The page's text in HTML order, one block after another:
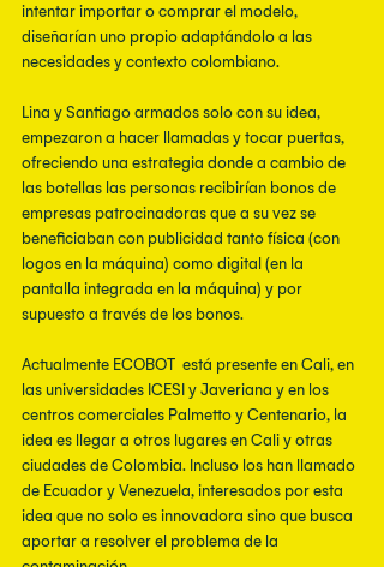
intentar importar o comprar el modelo,
diseñarían uno propio adaptándolo a las
necesidades y contexto colombiano.
Lina y Santiago armados solo con su idea,
empezaron a hacer llamadas y tocar puertas,
ofreciendo una estrategia donde a cambio de
las botellas las personas recibirían bonos de
empresas patrocinadoras que a su vez se
beneficiaban con publicidad tanto física (con
logos en la máquina) como digital (en la
pantalla integrada en la máquina) y por
supuesto a través de los bonos.
Actualmente ECOBOT  está presente en Cali, en
las universidades ICESI y Javeriana y en los
centros comerciales Palmetto y Centenario, la
idea es llegar a otros lugares en Cali y otras
ciudades de Colombia. Incluso los han llamado
de Ecuador y Venezuela, interesados por esta
idea que no solo es innovadora sino que busca
aportar a resolver el problema de la